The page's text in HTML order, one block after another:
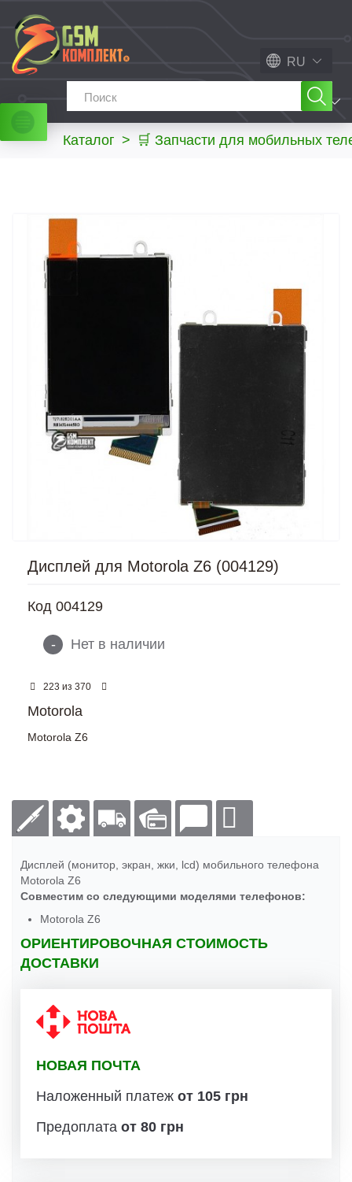
RU
МЕНЮ
Каталог > 🛒 Запчасти для мобильных
Дисплей для Motorola Z6 (004129)
Код 004129
- Нет в наличии
223 из 370
Motorola
Motorola Z6
Дисплей (монитор, экран, жки, lcd) мобильного телефона
Motorola Z6
Совместим со следующими моделями телефонов:
Motorola Z6
ОРИЕНТИРОВОЧНАЯ СТОИМОСТЬ
ДОСТАВКИ
НОВАЯ ПОЧТА
Наложенный платеж от 105 грн
Предоплата от 80 грн